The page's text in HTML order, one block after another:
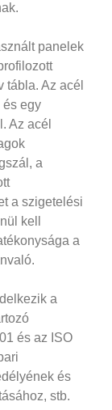
panelek
Az acél
és egy
Az acél
a
a szigetelési
kell
a
a
és az ISO
és
stb.